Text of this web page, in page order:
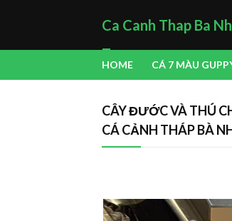
Ca Canh Thap Ba
Trang
HOME CÁ 7 MÀU
CÂY ĐƯỚC VÀ THÚ
CÁ CẢNH THÁP BÀ